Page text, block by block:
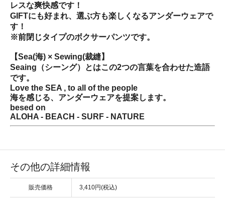
レスな爽快感です！
GIFTにも好まれ、選ぶ方も楽しくなるアンダーウェアで
す！
※前閉じタイプのボクサーパンツです。
【Sea(海) × Sewing(裁縫】
Seaing（シーング）とはこの2つの言葉を合わせた造語
です。
Love the SEA , to all of the people
海を感じる、アンダーウェアを提案します。
besed on
ALOHA - BEACH - SURF - NATURE
その他の詳細情報
販売価格 3,410円(税込)